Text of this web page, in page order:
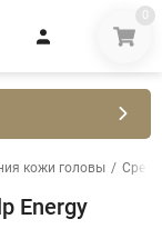
0
кожи головы /
Energy